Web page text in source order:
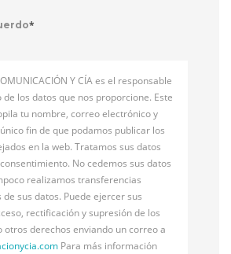
*
Y CÍA es el responsable
los datos que nos proporcione. Este
tu nombre, correo electrónico y
fin de que podamos publicar los
en la web. Tratamos sus datos
No cedemos sus datos
realizamos transferencias
sus datos. Puede ejercer sus
rectificación y supresión de los
otros derechos enviando un correo a
Para más información